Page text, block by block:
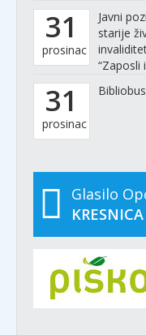
31
prosinac
Javni
starije
“Zaposli
31
prosinac
Glasilo
KRESNICA